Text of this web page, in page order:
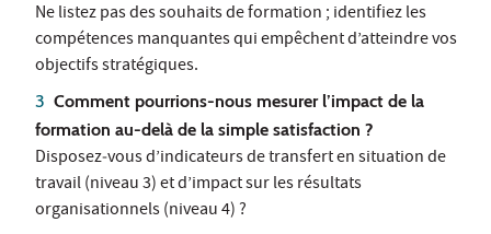
Ne listez pas des souhaits de formation ; identifiez les
compétences manquantes qui empêchent d’atteindre vos
objectifs stratégiques.
Comment pourrions‑nous mesurer l’impact de la
formation au‑delà de la simple satisfaction ?
Disposez‑vous d’indicateurs de transfert en situation de
travail (niveau 3) et d’impact sur les résultats
organisationnels (niveau 4) ?